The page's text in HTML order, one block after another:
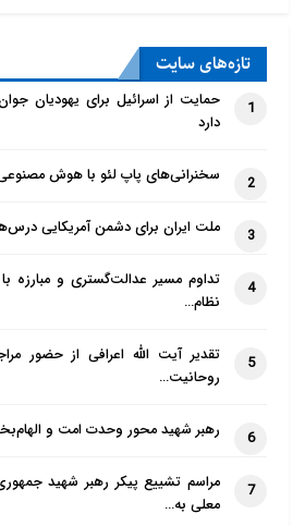
صحبت به میان بیاید، انگ جنبه
سرخ شیراز و عیش و عشرت
دنیایی به این افراد زده شده و
ها پر رنگ جلوه
داده می شود.
از همین جهت اگر هم در هیأت
پیش و ماقبل آن، نغمه ها، نوحه
افرادی مثل پدر”شجریان” و پدر
البته نقش این افراد را نمی توان
سنتی نادیده گرفت،
اما موسیقی سنتی، منحصر به این
تازه‌‌های سایت
1
حمایت از اسرائیل برای یهودیان
دارد
2 سخنرانی‌های پاپ لئو با هوش
3 ملت ایران برای دشمن آمریکایی
4
تداوم مسیر عدالت‌گستری و مبارزه
نظام…
5
تقدیر آیت الله اعرافی از حضور
روحانیت…
6 رهبر شهید محور وحدت امت و
7
مراسم تشییع پیکر رهبر شهید
معلی به…